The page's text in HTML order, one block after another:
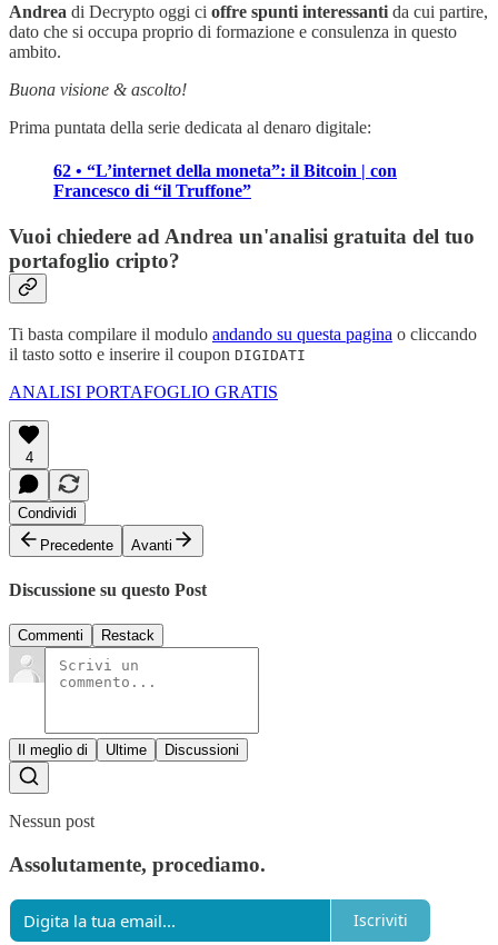
Andrea di Decrypto oggi ci offre spunti interessanti da cui partire,
dato che si occupa proprio di formazione e consulenza in questo
ambito.
Buona visione & ascolto!
Prima puntata della serie dedicata al denaro digitale:
62 • “L’internet della moneta”: il Bitcoin | con
Francesco di “il Truffone”
Vuoi chiedere ad Andrea un'analisi gratuita del tuo
portafoglio cripto?
Ti basta compilare il modulo andando su questa pagina o cliccando
il tasto sotto e inserire il coupon DIGIDATI
ANALISI PORTAFOGLIO GRATIS
4
Condividi
Precedente
Avanti
Discussione su questo Post
Commenti Restack
Il meglio di Ultime Discussioni
Nessun post
Assolutamente, procediamo.
Iscriviti